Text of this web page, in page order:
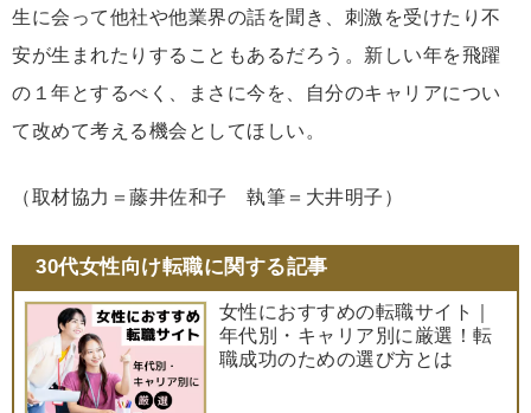
生に会って他社や他業界の話を聞き、刺激を受けたり不
安が生まれたりすることもあるだろう。新しい年を飛躍
の１年とするべく、まさに今を、自分のキャリアについ
て改めて考える機会としてほしい。
（取材協力＝藤井佐和子 執筆＝大井明子）
30代女性向け転職に関する記事
女性におすすめの転職サイト｜
年代別・キャリア別に厳選！転
職成功のための選び方とは